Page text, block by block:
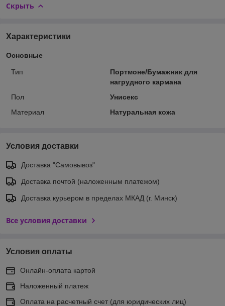
Скрыть
Характеристики
Основные
Тип
Портмоне/Бумажник для
нагрудного кармана
Пол
Унисекс
Материал
Натуральная кожа
Условия доставки
Доставка "Самовывоз"
Доставка почтой (наложенным платежом)
Доставка курьером в пределах МКАД (г. Минск)
Все условия доставки
Условия оплаты
Онлайн-оплата картой
Наложенный платеж
Оплата на расчетный счет (для юридических лиц)